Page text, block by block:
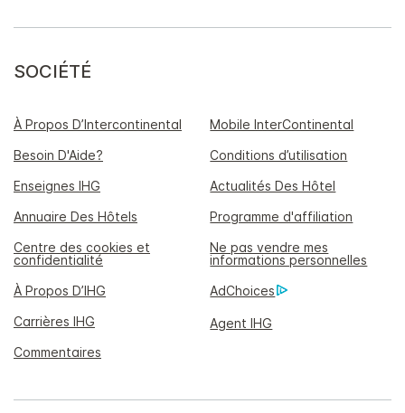
SOCIÉTÉ
À Propos D’Intercontinental
Mobile InterContinental
Besoin D'Aide?
Conditions d’utilisation
Enseignes IHG
Actualités Des Hôtel
Annuaire Des Hôtels
Programme d'affiliation
Centre des cookies et
confidentialité
Ne pas vendre mes
informations personnelles
À Propos D’IHG
AdChoices
Carrières IHG
Agent IHG
Commentaires